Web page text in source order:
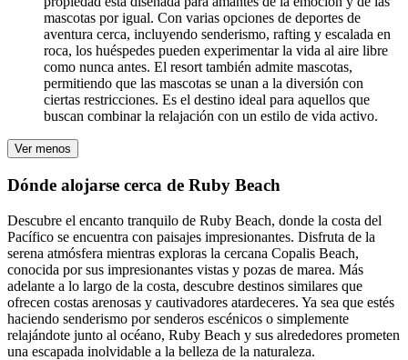
mascotas por igual. Con varias opciones de deportes de
aventura cerca, incluyendo senderismo, rafting y escalada en
roca, los huéspedes pueden experimentar la vida al aire libre
como nunca antes. El resort también admite mascotas,
permitiendo que las mascotas se unan a la diversión con
ciertas restricciones. Es el destino ideal para aquellos que
buscan combinar la relajación con un estilo de vida activo.
Ver menos
Dónde alojarse cerca de Ruby Beach
Descubre el encanto tranquilo de Ruby Beach, donde la costa del
Pacífico se encuentra con paisajes impresionantes. Disfruta de la
serena atmósfera mientras exploras la cercana Copalis Beach,
conocida por sus impresionantes vistas y pozas de marea. Más
adelante a lo largo de la costa, descubre destinos similares que
ofrecen costas arenosas y cautivadores atardeceres. Ya sea que estés
haciendo senderismo por senderos escénicos o simplemente
relajándote junto al océano, Ruby Beach y sus alrededores prometen
una escapada inolvidable a la belleza de la naturaleza.